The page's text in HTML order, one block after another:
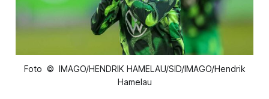
Foto © IMAGO/HENDRIK HAMELAU/SID/IMAGO/Hendrik
Hamelau